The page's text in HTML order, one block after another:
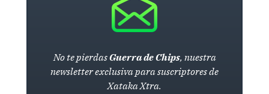
No te pierdasGuerra de Chips, nuestra
newsletter exclusiva para suscriptores de
Xataka Xtra.